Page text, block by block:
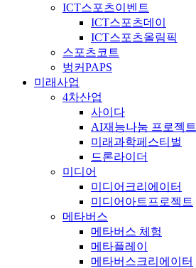
ICT스포츠이벤트
ICT스포츠데이
ICT스포츠올림픽
스포츠코트
벙커PAPS
미래사업
4차산업
사이다
AI재능나눔 프로젝트
미래과학페스티벌
드론라이더
미디어
미디어크리에이터
미디어아트프로젝트
메타버스
메타버스 체험
메타플레이
메타버스크리에이터